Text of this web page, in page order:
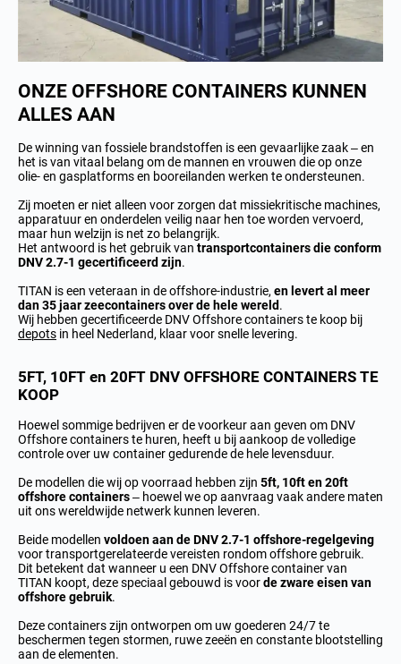
ONZE OFFSHORE CONTAINERS KUNNEN
ALLES AAN
De winning van fossiele brandstoffen is een gevaarlijke zaak – en
het is van vitaal belang om de mannen en vrouwen die op onze
olie- en gasplatforms en booreilanden werken te ondersteunen.
Zij moeten er niet alleen voor zorgen dat missiekritische machines,
apparatuur en onderdelen veilig naar hen toe worden vervoerd,
maar hun welzijn is net zo belangrijk.
Het antwoord is het gebruik van transportcontainers die conform
DNV 2.7-1 gecertificeerd zijn.
TITAN is een veteraan in de offshore-industrie, en levert al meer
dan 35 jaar zeecontainers over de hele wereld.
Wij hebben gecertificeerde DNV Offshore containers te koop bij
depots in heel Nederland, klaar voor snelle levering.
5FT, 10FT en 20FT DNV OFFSHORE CONTAINERS TE
KOOP
Hoewel sommige bedrijven er de voorkeur aan geven om DNV
Offshore containers te huren, heeft u bij aankoop de volledige
controle over uw container gedurende de hele levensduur.
De modellen die wij op voorraad hebben zijn 5ft, 10ft en 20ft
offshore containers– hoewel we op aanvraag vaak andere maten
uit ons wereldwijde netwerk kunnen leveren.
Beide modellen voldoen aan de DNV 2.7-1 offshore-regelgeving
voor transportgerelateerde vereisten rondom offshore gebruik.
Dit betekent dat wanneer u een DNV Offshore container van
TITAN koopt, deze speciaal gebouwd is voorde zware eisen van
offshore gebruik.
Deze containers zijn ontworpen om uw goederen 24/7 te
beschermen tegen stormen, ruwe zeeën en constante blootstelling
aan de elementen.